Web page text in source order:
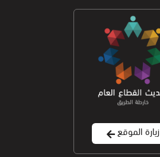
زيارة الموقع